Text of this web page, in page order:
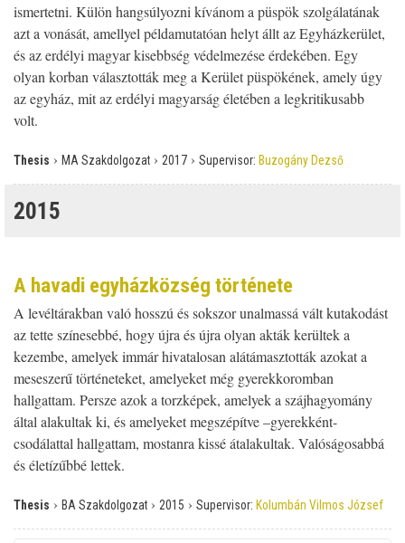
ismertetni. Külön hangsúlyozni kívánom a püspök szolgálatának
azt a vonását, amellyel példamutatóan helyt állt az Egyházkerület,
és az erdélyi magyar kisebbség védelmezése érdekében. Egy
olyan korban választották meg a Kerület püspökének, amely úgy
az egyház, mit az erdélyi magyarság életében a legkritikusabb
volt.
Thesis › MA Szakdolgozat › 2017 › Supervisor: Buzogány Dezső
2015
A havadi egyházközség története
A levéltárakban való hosszú és sokszor unalmassá vált kutakodást
az tette színesebbé, hogy újra és újra olyan akták kerültek a
kezembe, amelyek immár hivatalosan alátámasztották azokat a
meseszerű történeteket, amelyeket még gyerekkoromban
hallgattam. Persze azok a torzképek, amelyek a szájhagyomány
által alakultak ki, és amelyeket megszépítve –gyerekként-
csodálattal hallgattam, mostanra kissé átalakultak. Valóságosabbá
és életízűbbé lettek.
Thesis › BA Szakdolgozat › 2015 › Supervisor: Kolumbán Vilmos József